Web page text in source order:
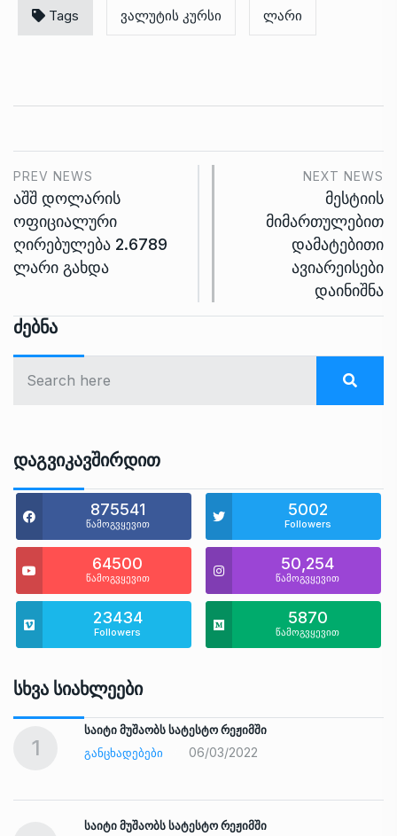
Tags ვალუტის კურსი ლარი
PREV NEWS
აშშ დოლარის
ოფიციალური
ღირებულება 2.6789
ლარი გახდა
NEXT NEWS
მესტიის
მიმართულებით
დამატებითი
ავიარეისები
დაინიშნა
Ძებნა
Დაგვიკავშირდით
875541
წამოგვყევით
5002
Followers
64500
წამოგვყევით
50,254
წამოგვყევით
23434
Followers
5870
წამოგვყევით
Სხვა Სიახლეები
1
საიტი მუშაობს სატესტო რეჟიმში
ᲒᲐᲜᲪᲮᲐᲓᲔᲑᲔᲑᲘ
06/03/2022
საიტი მუშაობს სატესტო რეჟიმში